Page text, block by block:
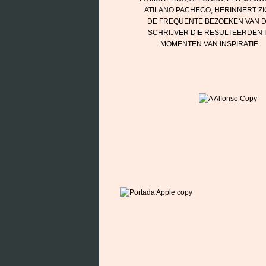
ATILANO PACHECO, HERINNERT
DE FREQUENTE BEZOEKEN VAN
SCHRIJVER DIE RESULTEERDEN
MOMENTEN VAN INSPIRATIE